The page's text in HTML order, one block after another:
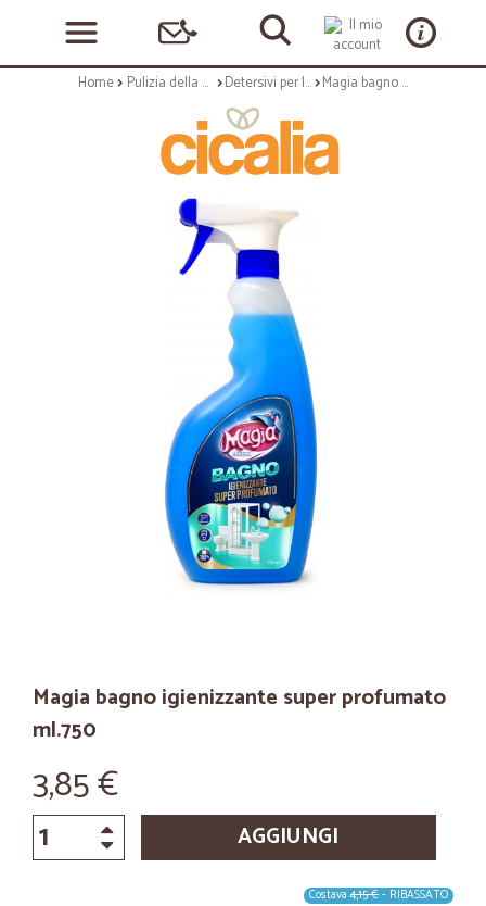
Home Pulizia della casa Detersivi per la casa Magia bagno igienizzante super profumato ml.750
Magia bagno igienizzante super profumato
ml.750
3,85 €
AGGIUNGI
Costava4,15 €- RIBASSATO